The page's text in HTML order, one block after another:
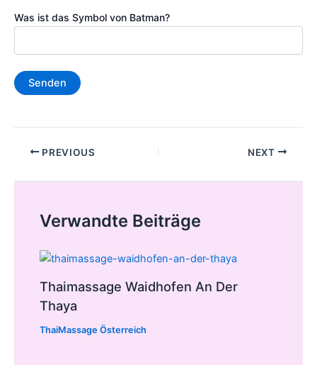
Was ist das Symbol von Batman?
Post PREVIOUS NEXT
Verwandte Beiträge
Thaimassage Waidhofen An Der
Thaya
ThaiMassage Österreich